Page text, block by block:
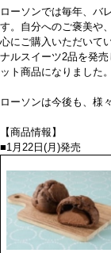
ローソンでは毎年、バ
す。自分へのご褒美や
心にご購入いただいて
ナルスイーツ2品を発
ット商品になりました。
ローソンは今後も、様
【商品情報】
■1月22日(月)発売